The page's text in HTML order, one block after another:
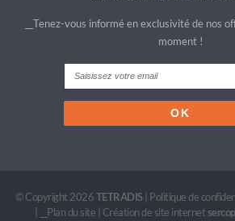
__Tenez-vous informé en exclusivité de nos
moment !
© Copyright 2026TETRADIS| Politique de
__Plan du site Création de site internet